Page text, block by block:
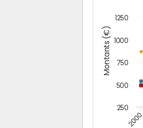
Montants (€)
2000
250
500
750
1000
1250